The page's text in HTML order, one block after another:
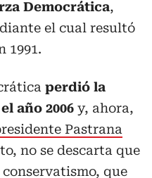
Democrática,
el cual resultó
1991.
perdió la
año 2006 y, ahora,
Pastrana
no se descarta que
que